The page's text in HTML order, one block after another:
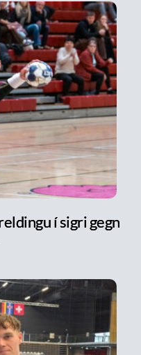
í sigri gegn